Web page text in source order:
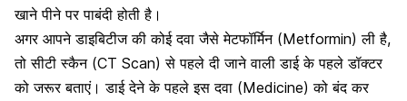
खाने पीने पर पाबंदी होती है।
अगर आपने डाइबिटीज की कोई दवा जैसेमेटफॉर्मिन (Metformin) ली है,
तो सीटी स्कैन (CT Scan) से पहले दी जाने वाली डाई के पहले डॉक्टर
को जरूर बताएं। डाई देने के पहले इस दवा (Medicine) को बंद कर